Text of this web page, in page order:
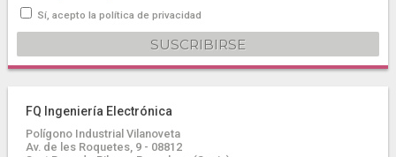
Sí, acepto la política de privacidad
FQ Ingeniería Electrónica
Polígono Industrial Vilanoveta
Av. de les Roquetes, 9 - 08812